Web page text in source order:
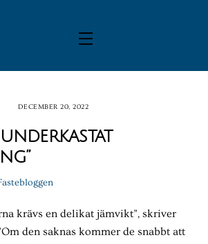
Menu
DECEMBER 20, 2022
krävs en delikat jämvikt”, skriver
den saknas kommer de snabbt att